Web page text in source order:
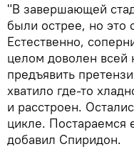
"В завершающей
были острее, но это
Естественно,
целом доволен
предъявить
хватило где-то
и расстроен.
цикле. Постараемся
добавил Спиридон.